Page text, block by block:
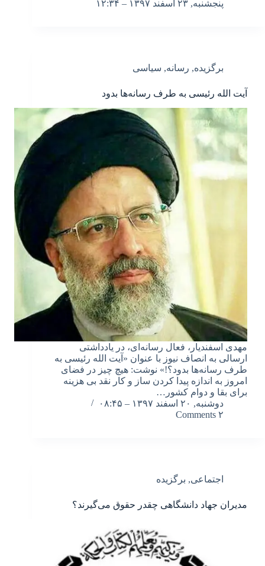
پنجشنبه, ۲۳ اسفند ۱۳۹۷ – ۱۲:۳۴
برگزیده, رسانه, سیاسی
آیت الله رئیسی به طرف رسانه‌ها بدود
مهدی اسفندیار، فعال رسانه‌ای، در یادداشتی
ارسالی به انصاف نیوز با عنوان «آیت الله رئیسی به
طرف رسانه‌ها بدود؟!» نوشت: هیچ چیز در فضای
امروز به اندازه پیدا کردن ساز و کار نقد بی هزینه
برای بقا و دوام کشور…
دوشنبه, ۲۰ اسفند ۱۳۹۷ – ۰۸:۴۵
۲ Comments
اجتماعی, برگزیده
مدیران جهاد دانشگاهی چقدر حقوق می‌گیرند؟